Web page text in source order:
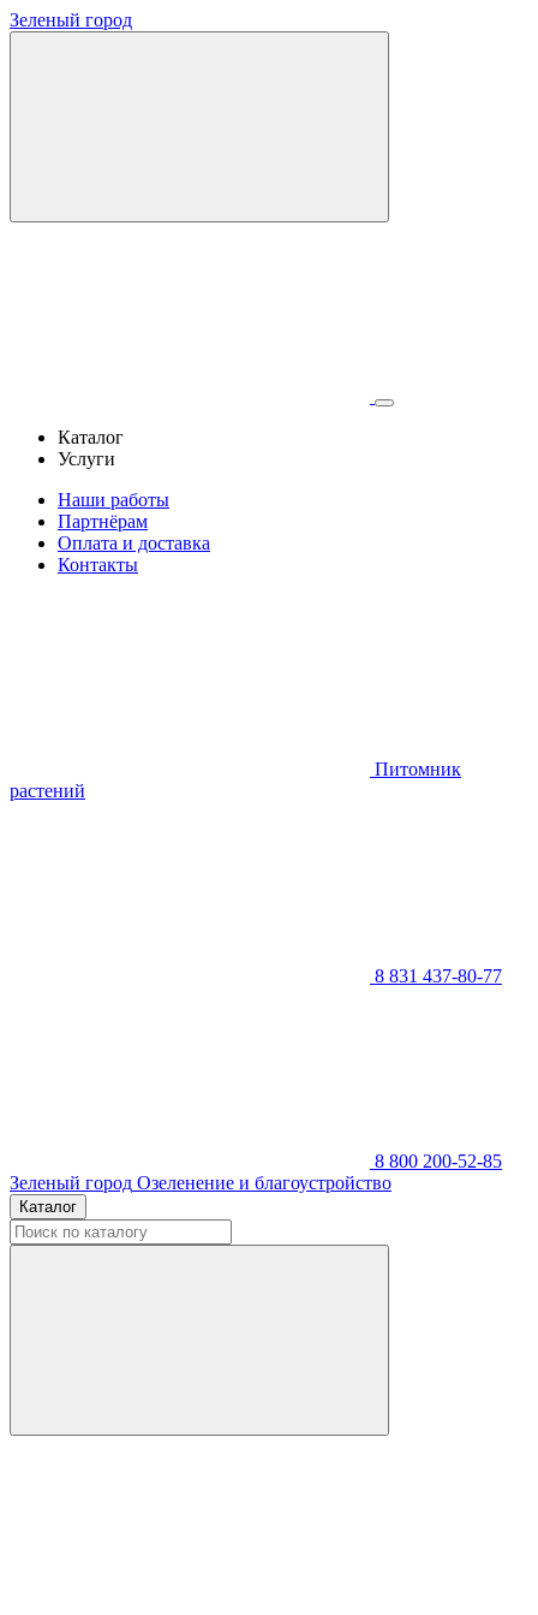
Зеленый город
Каталог
Услуги
Наши работы
Партнёрам
Оплата и доставка
Контакты
Питомник
растений
8 831 437-80-77
8 800 200-52-85
Зеленый город Озеленение и благоустройство
Каталог